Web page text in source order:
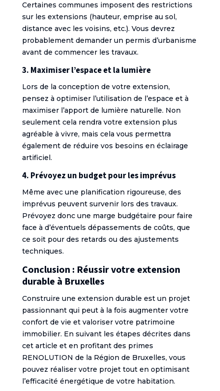
Certaines communes imposent des restrictions
sur les extensions (hauteur, emprise au sol,
distance avec les voisins, etc.). Vous devrez
probablement demander un permis d’urbanisme
avant de commencer les travaux.
3. Maximiser l’espace et la lumière
Lors de la conception de votre extension,
pensez à optimiser l’utilisation de l’espace et à
maximiser l’apport de lumière naturelle. Non
seulement cela rendra votre extension plus
agréable à vivre, mais cela vous permettra
également de réduire vos besoins en éclairage
artificiel.
4. Prévoyez un budget pour les imprévus
Même avec une planification rigoureuse, des
imprévus peuvent survenir lors des travaux.
Prévoyez donc une marge budgétaire pour faire
face à d’éventuels dépassements de coûts, que
ce soit pour des retards ou des ajustements
techniques.
Conclusion : Réussir votre extension
durable à Bruxelles
Construire une extension durable est un projet
passionnant qui peut à la fois augmenter votre
confort de vie et valoriser votre patrimoine
immobilier. En suivant les étapes décrites dans
cet article et en profitant des primes
RENOLUTION de la Région de Bruxelles, vous
pouvez réaliser votre projet tout en optimisant
l’efficacité énergétique de votre habitation.